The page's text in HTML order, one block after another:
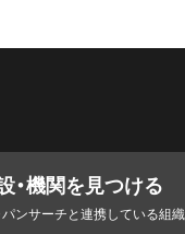
・機関を見つける
パンサーチと連携している組織